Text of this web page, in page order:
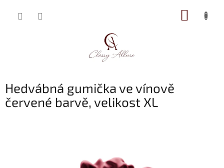
Hedvábná gumička ve vínově
červené barvě, velikost XL